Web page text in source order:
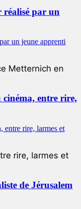
réalisé par un
Metternich en
entre rire,
rire, larmes et
de Jérusalem